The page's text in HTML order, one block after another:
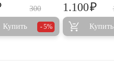
300
Купить 5%
1.100₽
Купить